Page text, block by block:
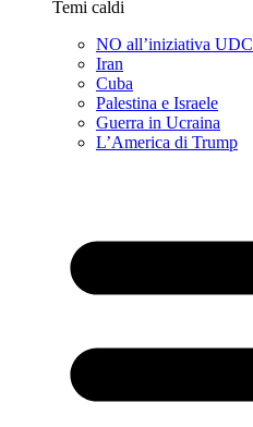
Temi caldi
NO all’iniziativa UDC
Iran
Cuba
Palestina e Israele
Guerra in Ucraina
L’America di Trump